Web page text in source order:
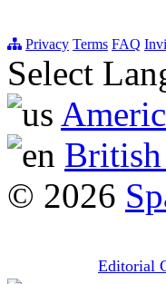
Privacy Terms FAQ
Select
© 2026
Editorial